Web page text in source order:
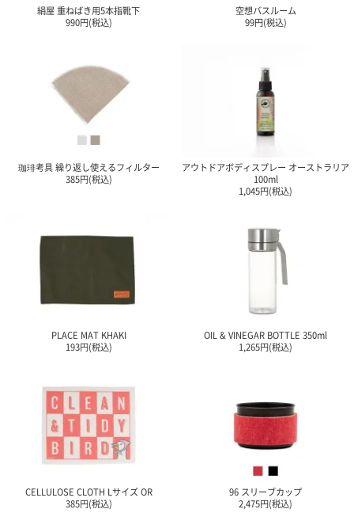
絹屋 重ねばき用5本指靴下
990円(税込)
空想バスルーム
99円(税込)
珈琲考具 繰り返し使えるフィルター
385円(税込)
アウトドアボディスプレー オーストラリア
100ml
1,045円(税込)
PLACE MAT KHAKI
193円(税込)
OIL & VINEGAR BOTTLE 350ml
1,265円(税込)
CELLULOSE CLOTH Lサイズ OR
385円(税込)
96 スリーブカップ
2,475円(税込)